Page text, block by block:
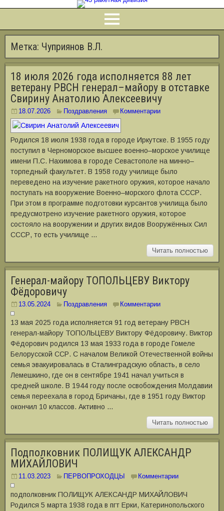
Метка: Чуприянов В.Л.
18 июля 2026 года исполняется 88 лет
ветерану РВСН генерал–майору в отставке
Свирину Анатолию Алексеевичу
18.07.2026 Поздравления Комментарии
Родился 18 июля 1938 года в городе Иркутске. В 1955 году
поступил в Черноморское высшее военно–морское училище
имени П.С. Нахимова в городе Севастополе на минно–
торпедный факультет. В 1958 году училище было
переведено на изучение ракетного оружия, которое начало
поступать на вооружение Военно–морского флота СССР.
При этом в программе подготовки курсантов училища было
предусмотрено изучение ракетного оружия, которое
состояло на вооружении и других видов Вооружённых Сил
СССР, то есть училище …
Читать полностью
Генерал-майору ТОПОЛЬЦЕВУ Виктору
Фёдоровичу
13.05.2024 Поздравления Комментарии
13 мая 2025 года исполняется 91 год ветерану РВСН
генерал-майору ТОПОЛЬЦЕВУ Виктору Фёдоровичу. Виктор
Фёдорович родился 13 мая 1933 года в городе Гомеле
Белорусской ССР. С началом Великой Отечественной войны
семья эвакуировалась в Сталинградскую область, в село
Лемешкино, где он в сентябре 1941 начал учиться в
средней школе. В 1944 году после освобождения Молдавии
семья переехала в город Бричаны, где в 1951 году Виктор
окончил 10 классов. Активно …
Читать полностью
Подполковник ПОЛИЩУК АЛЕКСАНДР
МИХАЙЛОВИЧ
11.03.2023 ПЕРВОПРОХОДЦЫ Комментарии
подполковник ПОЛИЩУК АЛЕКСАНДР МИХАЙЛОВИЧ
Родился 5 марта 1938 года в пгт Ерки, Катеринопольского